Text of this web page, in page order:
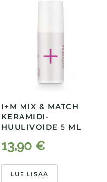
I+M MIX & MATCH
KERAMIDI-
HUULIVOIDE 5 ML
13,90 €
LUE LISÄÄ